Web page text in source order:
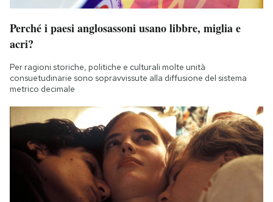
Perché i paesi anglosassoni usano libbre, miglia e
acri?
Per ragioni storiche, politiche e culturali molte unità
consuetudinarie sono sopravvissute alla diffusione del sistema
metrico decimale